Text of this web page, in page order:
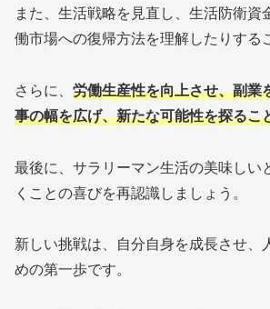
また、生活戦略を見直し、生活防衛資
働市場への復帰方法を理解したりする
さらに、 労働生産性を向上させ、副業
事の幅を広げ、新たな可能性を探るこ
最後に、サラリーマン生活の美味しい
くことの喜びを再認識しましょう。
新しい挑戦は、自分自身を成長させ、
めの第一歩です。